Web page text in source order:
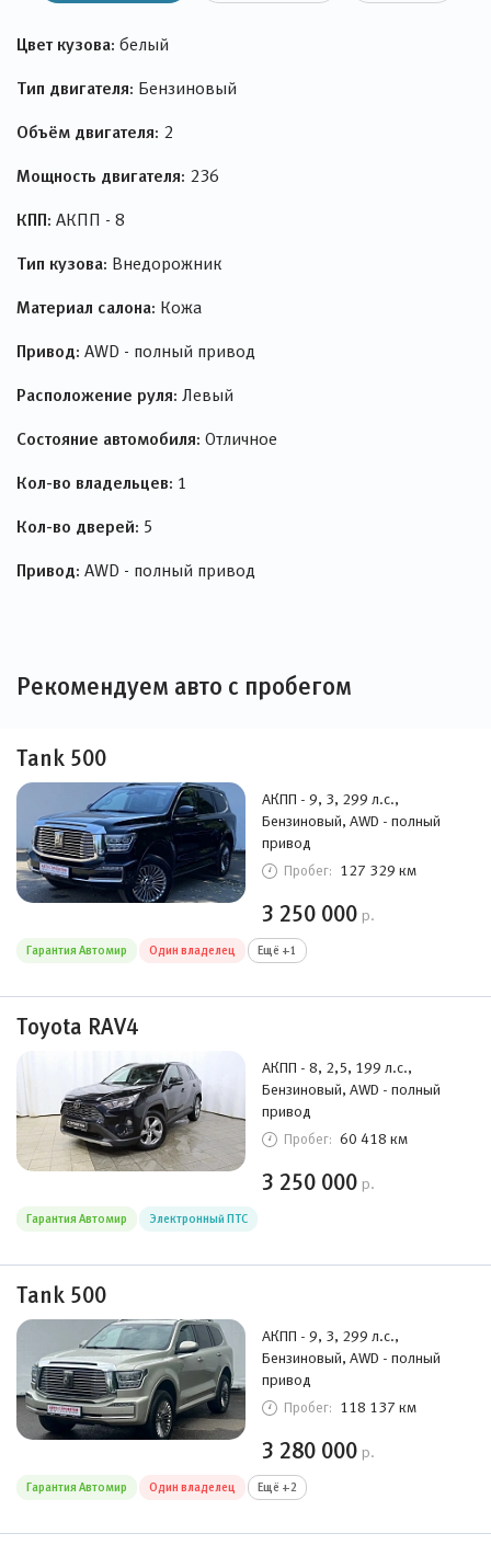
Цвет кузова: белый
Тип двигателя: Бензиновый
Объём двигателя: 2
Мощность двигателя: 236
КПП: АКПП - 8
Тип кузова: Внедорожник
Материал салона: Кожа
Привод: AWD - полный привод
Расположение руля: Левый
Состояние автомобиля: Отличное
Кол-во владельцев: 1
Кол-во дверей: 5
Привод: AWD - полный привод
Рекомендуем авто с пробегом
Tank 500
АКПП - 9, 3, 299 л.с.,
Бензиновый, AWD - полный
привод
Пробег: 127 329 км
3 250 000 р.
Гарантия Автомир Один владелец Ещё +1
Toyota RAV4
АКПП - 8, 2,5, 199 л.с.,
Бензиновый, AWD - полный
привод
Пробег: 60 418 км
3 250 000 р.
Гарантия Автомир Электронный ПТС
Tank 500
АКПП - 9, 3, 299 л.с.,
Бензиновый, AWD - полный
привод
Пробег: 118 137 км
3 280 000 р.
Гарантия Автомир Один владелец Ещё +2